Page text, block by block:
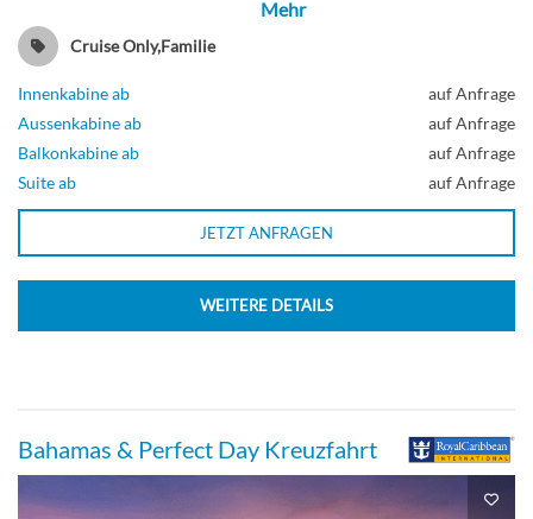
Mehr
Cruise Only,Familie
Innenkabine ab
auf Anfrage
Aussenkabine ab
auf Anfrage
Balkonkabine ab
auf Anfrage
Suite ab
auf Anfrage
JETZT ANFRAGEN
WEITERE DETAILS
Bahamas & Perfect Day Kreuzfahrt